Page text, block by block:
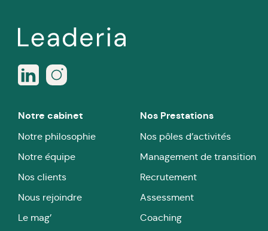
Notre cabinet
Notre philosophie
Notre équipe
Nos clients
Nous rejoindre
Le mag’
Nos Prestations
Nos pôles d’activités
Management de transition
Recrutement
Assessment
Coaching